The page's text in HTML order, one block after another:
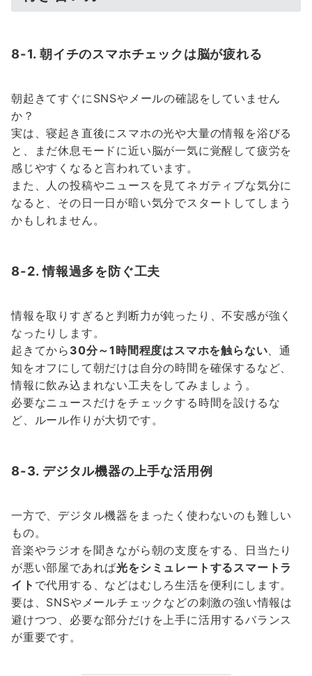
8-1. 朝イチのスマホチェックは脳が疲れる
朝起きてすぐにSNSやメールの確認をしていません
か？
実は、寝起き直後にスマホの光や大量の情報を浴びる
と、まだ休息モードに近い脳が一気に覚醒して疲労を
感じやすくなると言われています。
また、人の投稿やニュースを見てネガティブな気分に
なると、その日一日が暗い気分でスタートしてしまう
かもしれません。
8-2. 情報過多を防ぐ工夫
情報を取りすぎると判断力が鈍ったり、不安感が強く
なったりします。
起きてから 30分～1時間程度はスマホを触らない 、通
知をオフにして朝だけは自分の時間を確保するなど、
情報に飲み込まれない工夫をしてみましょう。
必要なニュースだけをチェックする時間を設けるな
ど、ルール作りが大切です。
8-3. デジタル機器の上手な活用例
一方で、デジタル機器をまったく使わないのも難しい
もの。
音楽やラジオを聞きながら朝の支度をする、日当たり
が悪い部屋であれば光をシミュレートするスマートラ
イト で代用する、などはむしろ生活を便利にします。
要は、SNSやメールチェックなどの刺激の強い情報は
避けつつ、必要な部分だけを上手に活用するバランス
が重要です。